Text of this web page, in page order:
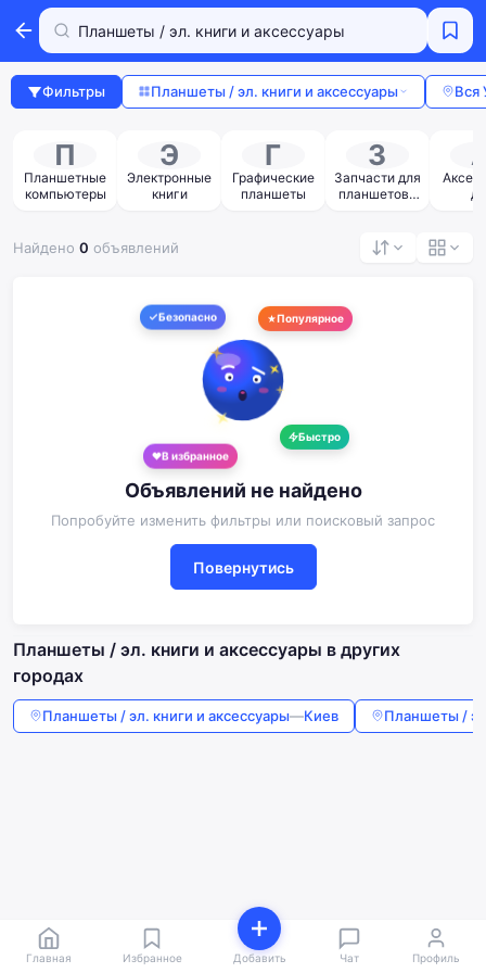
Фильтры Планшеты / эл. книги и аксессуары Вся
П
Планшетные
компьютеры
Э
Электронные
книги
Г
Графические
планшеты
З
Запчасти для
планшетов /
Найдено 0 объявлений
Безопасно Популярное
Быстро
В избранное
Объявлений не найдено
Попробуйте изменить фильтры или поисковый запрос
Повернутись
Планшеты / эл. книги и аксессуары в других
городах
Планшеты / эл. книги и аксессуары—Киев Планшеты /
Главная Избранное Добавить Чат Профиль